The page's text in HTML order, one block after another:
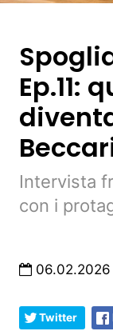
Ep.11:
Intervista
con i
06.02.2026
Twitter